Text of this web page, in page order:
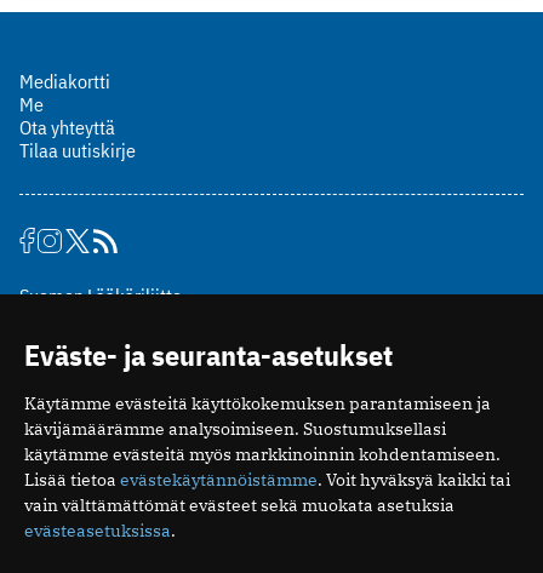
Mediakortti
Me
Ota yhteyttä
Tilaa uutiskirje
Suomen Lääkäriliitto
00510 Helsinki
puh. (09) 393 091
toimitus@potilaanlaakarilehti.fi
ISSN 2323-9476
Eväste- ja seuranta-asetukset
Käytämme evästeitä käyttökokemuksen parantamiseen ja
kävijämäärämme analysoimiseen. Suostumuksellasi
käytämme evästeitä myös markkinoinnin kohdentamiseen.
Lisää tietoa evästekäytännöistämme. Voit hyväksyä kaikki tai
vain välttämättömät evästeet sekä muokata asetuksia
evästeasetuksissa.